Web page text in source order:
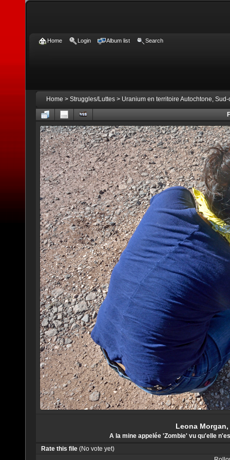
Home Login Album list Search
Home > Struggles/Luttes > Uranium en territoire Autochtone,
Leona
A la mine appelée 'Zombie' vu qu'elle
Rate this file (No vote yet)